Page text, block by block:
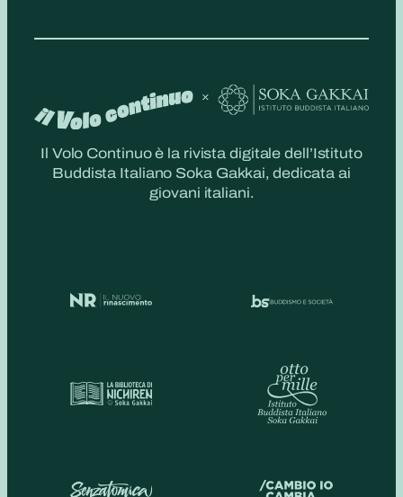
Il Volo Continuo è la rivista digitale dell’Istituto
Buddista Italiano Soka Gakkai, dedicata ai
giovani italiani.